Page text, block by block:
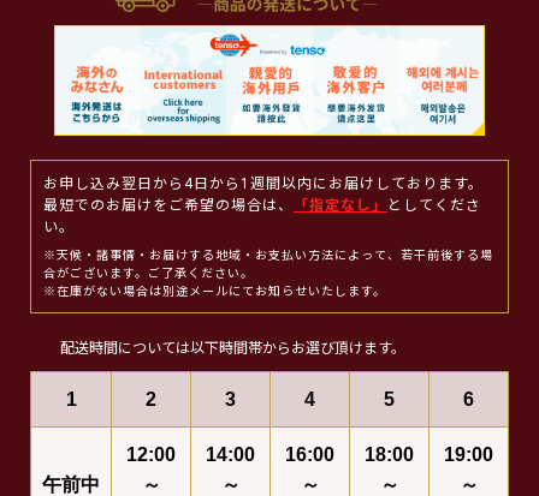
お申し込み翌日から4日から1週間以内にお届けしております。
最短でのお届けをご希望の場合は、
「指定なし」
としてくださ
い。
※天候・諸事情・お届けする地域・お支払い方法によって、若干前後する場
合がございます。ご了承ください。
※在庫がない場合は別途メールにてお知らせいたします。
配送時間については以下時間帯からお選び頂けます。
1 2 3 4 5 6
午前中
12:00
～
14:00
～
16:00
～
18:00
～
19:00
～